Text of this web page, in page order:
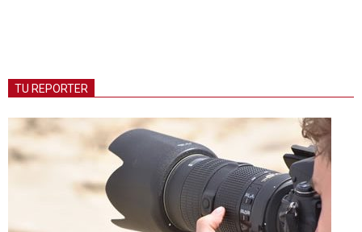
TU REPORTER